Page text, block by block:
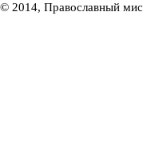
© 2014, Православный